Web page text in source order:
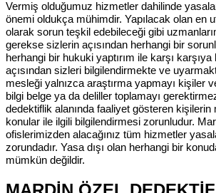
Vermiş olduğumuz hizmetler dahilinde
önemi oldukça mühimdir. Yapılacak olan en
olarak sorun teşkil edebileceği gibi
gerekse sizlerin açısından herhangi bir
herhangi bir hukuki yaptırım ile karşı karşıya
açısından sizleri bilgilendirmekte ve
mesleği yalnızca araştırma yapmayı kişiler
bilgi belge ya da deliller toplamayı
dedektiflik alanında faaliyet gösteren kişilerin
konular ile ilgili bilgilendirmesi zorunludur.
ofislerimizden alacağınız tüm hizmetler
zorundadır. Yasa dışı olan herhangi bir
mümkün değildir.